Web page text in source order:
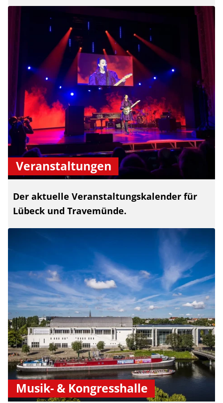
Veranstaltungen
Der aktuelle Veranstaltungskalender für
Lübeck und Travemünde.
Musik- & Kongresshalle